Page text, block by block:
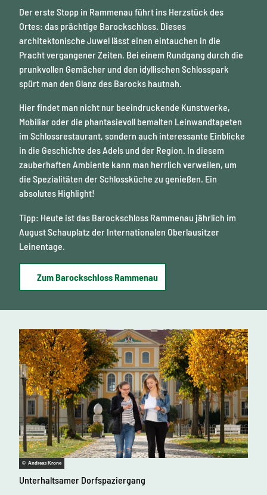
Der erste Stopp in Rammenau führt ins Herzstück des
Ortes: das prächtige Barockschloss. Dieses
architektonische Juwel lässt einen eintauchen in die
Pracht vergangener Zeiten. Bei einem Rundgang durch die
prunkvollen Gemächer und den idyllischen Schlosspark
spürt man den Glanz des Barocks hautnah.
Hier findet man nicht nur beeindruckende Kunstwerke,
Mobiliar oder die phantasievoll bemalten Leinwandtapeten
im Schlossrestaurant, sondern auch interessante Einblicke
in die Geschichte des Adels und der Region. In diesem
zauberhaften Ambiente kann man herrlich verweilen, um
die Spezialitäten der Schlossküche zu genießen. Ein
absolutes Highlight!
Tipp: Heute ist das Barockschloss Rammenau jährlich im
August Schauplatz der Internationalen Oberlausitzer
Leinentage.
Zum Barockschloss Rammenau
© Andreas Krone
Unterhaltsamer Dorfspaziergang